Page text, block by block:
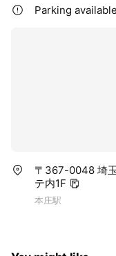
Parking
〒367-0048 埼
テ内1F
本庄駅